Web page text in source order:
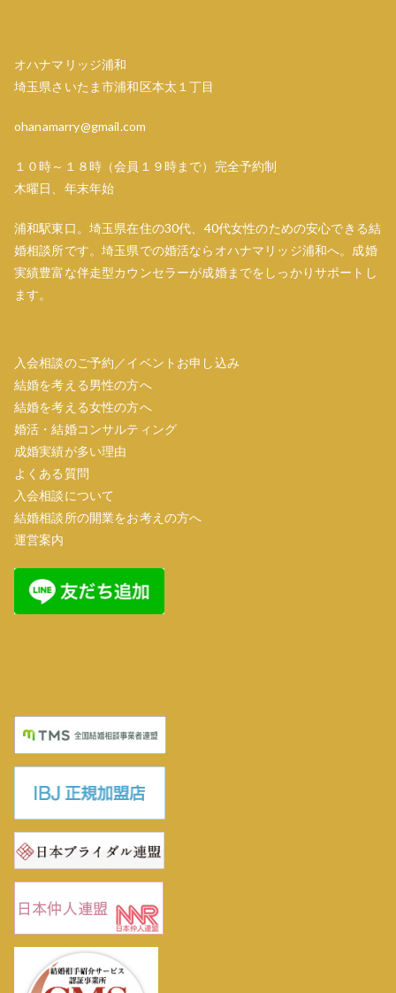
オハナマリッジ浦和
埼玉県さいたま市浦和区本太１丁目
ohanamarry@gmail.com
１０時～１８時（会員１９時まで）完全予約制
木曜日、年末年始
浦和駅東口。埼玉県在住の30代、40代女性のための安心できる結
婚相談所です。埼玉県での婚活ならオハナマリッジ浦和へ。成婚
実績豊富な伴走型カウンセラーが成婚までをしっかりサポートし
ます。
入会相談のご予約／イベントお申し込み
結婚を考える男性の方へ
結婚を考える女性の方へ
婚活・結婚コンサルティング
成婚実績が多い理由
よくある質問
入会相談について
結婚相談所の開業をお考えの方へ
運営案内